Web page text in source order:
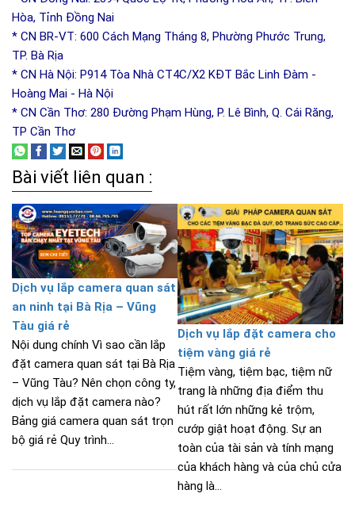
Hòa, Tỉnh Đồng Nai
* CN BR-VT: 600 Cách Mạng Tháng 8, Phường Phước Trung,
TP. Bà Rịa
* CN Hà Nội: P914 Tòa Nhà CT4C/X2 KĐT Bắc Linh Đàm -
Hoàng Mai - Hà Nội
* CN Cần Thơ: 280 Đường Phạm Hùng, P. Lê Bình, Q. Cái Răng,
TP Cần Thơ
Bài viết liên quan :
Dịch vụ lắp camera quan sát
an ninh tại Bà Rịa – Vũng
Tàu giá rẻ
Nội dung chính Vì sao cần lắp
đặt camera quan sát tại Bà Rịa
– Vũng Tàu? Nên chọn công ty,
dịch vụ lắp đặt camera nào?
Bảng giá camera quan sát trọn
bộ giá rẻ Quy trình...
Dịch vụ lắp đặt camera cho
tiệm vàng giá rẻ
Tiệm vàng, tiệm bạc, tiệm nữ
trang là những địa điểm thu
hút rất lớn những kẻ trộm,
cướp giật hoạt động. Sự an
toàn của tài sản và tính mạng
của khách hàng và của chủ cửa
hàng là...